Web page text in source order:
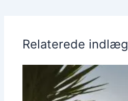
Relaterede indlæg